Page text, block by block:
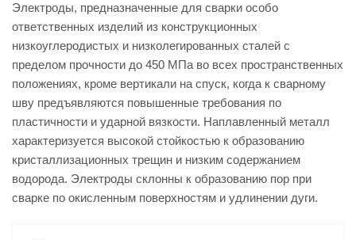
Электроды, предназначенные для сварки особо
ответственных изделий из конструкционных
низкоуглеродистых и низколегированных сталей с
пределом прочности до 450 МПа во всех пространственных
положениях, кроме вертикали на спуск, когда к сварному
шву предъявляются повышенные требования по
пластичности и ударной вязкости. Наплавленный металл
характеризуется высокой стойкостью к образованию
кристаллизационных трещин и низким содержанием
водорода. Электроды склонны к образованию пор при
сварке по окисленным поверхностям и удлинении дуги.